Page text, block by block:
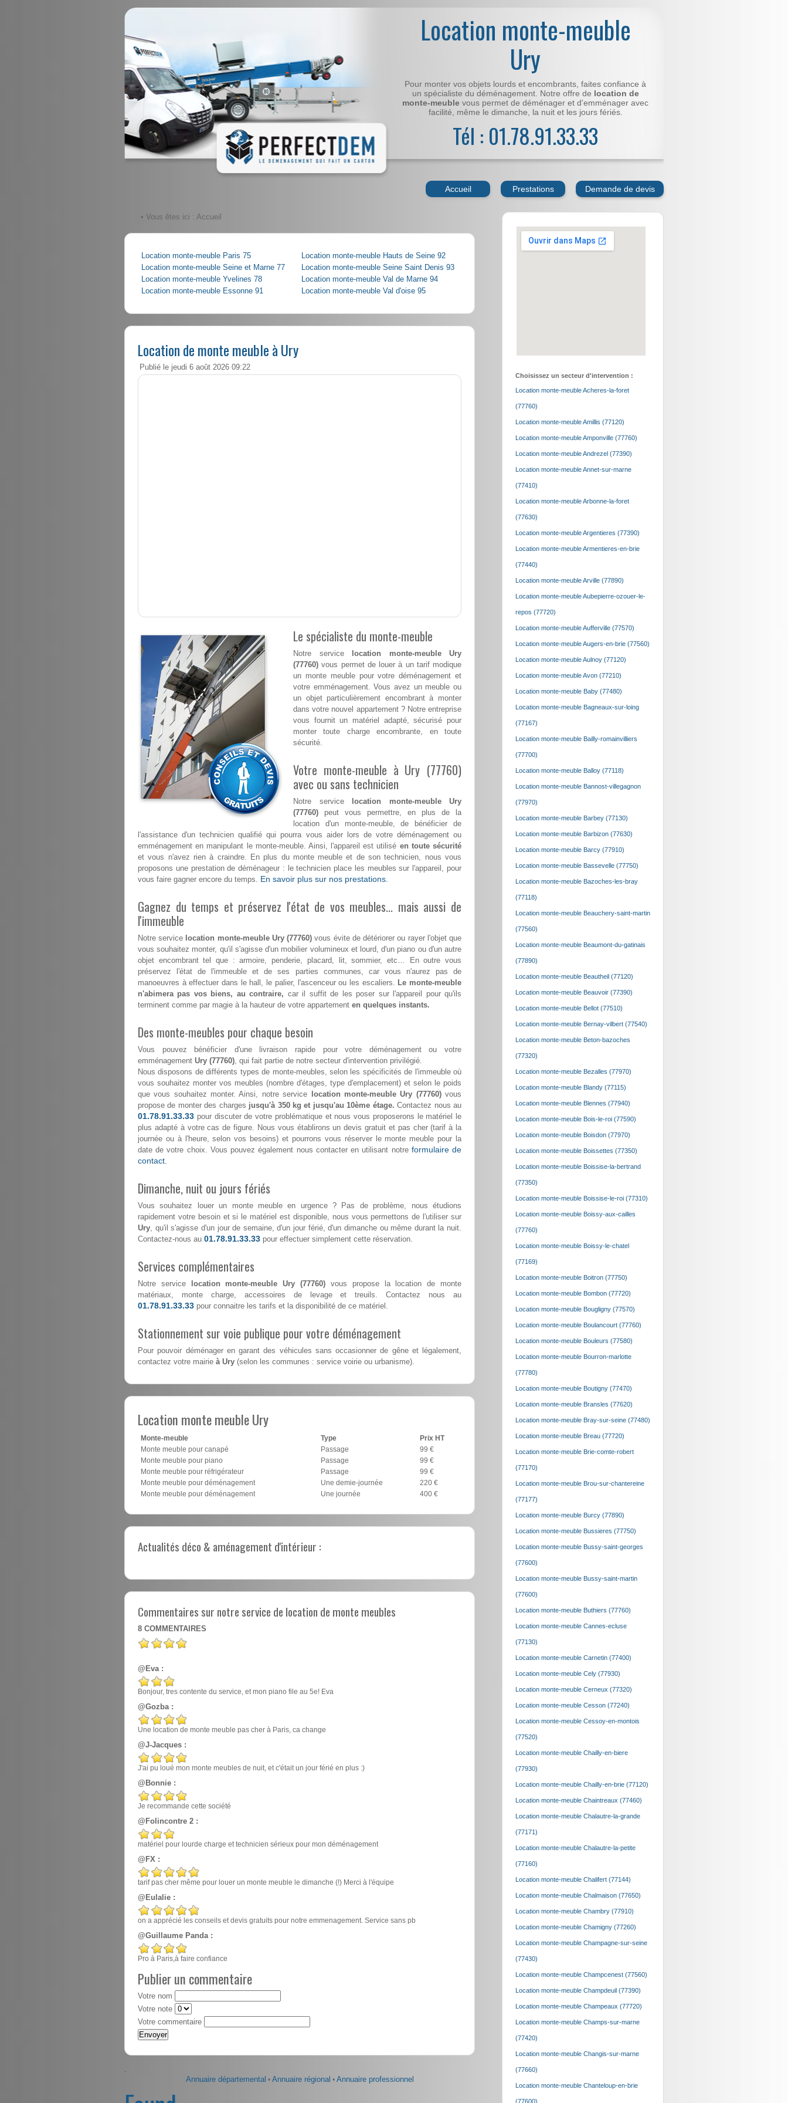
Location monte-meuble
Ury
Pour monter vos objets lourds et encombrants, faites confiance à
un spécialiste du déménagement. Notre offre de location de
monte-meuble vous permet de déménager et d'emménager avec
facilité, même le dimanche, la nuit et les jours fériés.
Tél : 01.78.91.33.33
Accueil Prestations Demande de devis
• Vous êtes ici : Accueil
Location monte-meuble Paris 75
Location monte-meuble Seine et Marne 77
Location monte-meuble Yvelines 78
Location monte-meuble Essonne 91
Location monte-meuble Hauts de Seine 92
Location monte-meuble Seine Saint Denis 93
Location monte-meuble Val de Marne 94
Location monte-meuble Val d'oise 95
Location de monte meuble à Ury
Publié le jeudi 6 août 2026 09:22
Le spécialiste du monte-meuble
Notre service
location monte-meuble Ury
(77760) vous permet de louer à un tarif modique
un monte meuble pour votre déménagement et
votre emménagement. Vous avez un meuble ou
un objet particulièrement encombrant à monter
dans votre nouvel appartement ? Notre entreprise
vous fournit un matériel adapté, sécurisé pour
monter toute charge encombrante, en toute
sécurité.
Votre monte-meuble à Ury (77760)
avec ou sans technicien
Notre service
location monte-meuble Ury
(77760) peut vous permettre, en plus de la
location d'un monte-meuble, de bénéficier de
l'assistance d'un technicien qualifié qui pourra vous aider lors de votre déménagement ou
emménagement en manipulant le monte-meuble. Ainsi, l'appareil est utilisé en toute sécurité
et vous n'avez rien à craindre. En plus du monte meuble et de son technicien, nous vous
proposons une prestation de déménageur : le technicien place les meubles sur l'appareil, pour
vous faire gagner encore du temps. En savoir plus sur nos prestations.
Gagnez du temps et préservez l'état de vos meubles... mais aussi de
l'immeuble
Notre service location monte-meuble Ury (77760) vous évite de détériorer ou rayer l'objet que
vous souhaitez monter, qu'il s'agisse d'un mobilier volumineux et lourd, d'un piano ou d'un autre
objet encombrant tel que : armoire, penderie, placard, lit, sommier, etc… En outre vous
préservez l'état de l'immeuble et de ses parties communes, car vous n'aurez pas de
manoeuvres à effectuer dans le hall, le palier, l'ascenceur ou les escaliers. Le monte-meuble
n'abimera pas vos biens, au contraire, car il suffit de les poser sur l'appareil pour qu'ils
terminent comme par magie à la hauteur de votre appartement en quelques instants.
Des monte-meubles pour chaque besoin
Vous pouvez bénéficier d'une livraison rapide pour votre déménagement ou votre
emménagement Ury (77760), qui fait partie de notre secteur d'intervention privilégié.
Nous disposons de différents types de monte-meubles, selon les spécificités de l'immeuble où
vous souhaitez monter vos meubles (nombre d'étages, type d'emplacement) et selon le poids
que vous souhaitez monter. Ainsi, notre service
location monte-meuble Ury (77760)vous
propose de monter des charges jusqu'à 350 kg et jusqu'au 10ème étage. Contactez nous au
01.78.91.33.33 pour discuter de votre problématique et nous vous proposerons le matériel le
plus adapté à votre cas de figure. Nous vous établirons un devis gratuit et pas cher (tarif à la
journée ou à l'heure, selon vos besoins) et pourrons vous réserver le monte meuble pour la
date de votre choix. Vous pouvez également nous contacter en utilisant notre formulaire de
contact.
Dimanche, nuit ou jours fériés
Vous souhaitez louer un monte meuble en urgence ? Pas de problème, nous étudions
rapidement votre besoin et si le matériel est disponible, nous vous permettons de l'utiliser sur
Ury, qu'il s'agisse d'un jour de semaine, d'un jour férié, d'un dimanche ou même durant la nuit.
Contactez-nous au 01.78.91.33.33 pour effectuer simplement cette réservation.
Services complémentaires
Notre service location monte-meuble Ury (77760) vous propose la location de monte
matériaux, monte charge, accessoires de levage et treuils. Contactez nous au
01.78.91.33.33 pour connaitre les tarifs et la disponibilité de ce matériel.
Stationnement sur voie publique pour votre déménagement
Pour pouvoir déménager en garant des véhicules sans occasionner de gêne et légalement,
contactez votre mairie à Ury (selon les communes : service voirie ou urbanisme).
Location monte meuble Ury
Monte-meuble Type
Prix HT
Monte meuble pour canapé
Passage
99 €
Monte meuble pour piano
Passage
99 €
Monte meuble pour réfrigérateur
Passage
99 €
Monte meuble pour déménagement
Une demie-journée
220 €
Monte meuble pour déménagement
Une journée 400 €
Actualités déco & aménagement d'intérieur :
Commentaires sur notre service de location de monte meubles
8 COMMENTAIRES
@Eva :
Bonjour, tres contente du service, et mon piano file au 5e! Eva
@Gozba :
Une location de monte meuble pas cher à Paris, ca change
@J-Jacques :
J'ai pu loué mon monte meubles de nuit, et c'était un jour férié en plus :)
@Bonnie :
Je recommande cette société
@Folincontre 2 :
matériel pour lourde charge et technicien sérieux pour mon déménagement
@FX :
tarif pas cher même pour louer un monte meuble le dimanche (!) Merci à l'équipe
@Eulalie :
on a apprécié les conseils et devis gratuits pour notre emmenagement. Service sans pb
@Guillaume Panda :
Pro à Paris,à faire confiance
Publier un commentaire
Votre nom
Votre note
Votre commentaire
-
Annuaire départemental • Annuaire régional • Annuaire professionnel
Choisissez un secteur d'intervention :
Location monte-meuble Acheres-la-foret
(77760)
Location monte-meuble Amillis (77120)
Location monte-meuble Amponville (77760)
Location monte-meuble Andrezel (77390)
Location monte-meuble Annet-sur-marne
(77410)
Location monte-meuble Arbonne-la-foret
(77630)
Location monte-meuble Argentieres (77390)
Location monte-meuble Armentieres-en-brie
(77440)
Location monte-meuble Arville (77890)
Location monte-meuble Aubepierre-ozouer-le-
repos (77720)
Location monte-meuble Aufferville (77570)
Location monte-meuble Augers-en-brie (77560)
Location monte-meuble Aulnoy (77120)
Location monte-meuble Avon (77210)
Location monte-meuble Baby (77480)
Location monte-meuble Bagneaux-sur-loing
(77167)
Location monte-meuble Bailly-romainvilliers
(77700)
Location monte-meuble Balloy (77118)
Location monte-meuble Bannost-villegagnon
(77970)
Location monte-meuble Barbey (77130)
Location monte-meuble Barbizon (77630)
Location monte-meuble Barcy (77910)
Location monte-meuble Bassevelle (77750)
Location monte-meuble Bazoches-les-bray
(77118)
Location monte-meuble Beauchery-saint-martin
(77560)
Location monte-meuble Beaumont-du-gatinais
(77890)
Location monte-meuble Beautheil (77120)
Location monte-meuble Beauvoir (77390)
Location monte-meuble Bellot (77510)
Location monte-meuble Bernay-vilbert (77540)
Location monte-meuble Beton-bazoches
(77320)
Location monte-meuble Bezalles (77970)
Location monte-meuble Blandy (77115)
Location monte-meuble Blennes (77940)
Location monte-meuble Bois-le-roi (77590)
Location monte-meuble Boisdon (77970)
Location monte-meuble Boissettes (77350)
Location monte-meuble Boissise-la-bertrand
(77350)
Location monte-meuble Boissise-le-roi (77310)
Location monte-meuble Boissy-aux-cailles
(77760)
Location monte-meuble Boissy-le-chatel
(77169)
Location monte-meuble Boitron (77750)
Location monte-meuble Bombon (77720)
Location monte-meuble Bougligny (77570)
Location monte-meuble Boulancourt (77760)
Location monte-meuble Bouleurs (77580)
Location monte-meuble Bourron-marlotte
(77780)
Location monte-meuble Boutigny (77470)
Location monte-meuble Bransles (77620)
Location monte-meuble Bray-sur-seine (77480)
Location monte-meuble Breau (77720)
Location monte-meuble Brie-comte-robert
(77170)
Location monte-meuble Brou-sur-chantereine
(77177)
Location monte-meuble Burcy (77890)
Location monte-meuble Bussieres (77750)
Location monte-meuble Bussy-saint-georges
(77600)
Location monte-meuble Bussy-saint-martin
(77600)
Location monte-meuble Buthiers (77760)
Location monte-meuble Cannes-ecluse
(77130)
Location monte-meuble Carnetin (77400)
Location monte-meuble Cely (77930)
Location monte-meuble Cerneux (77320)
Location monte-meuble Cesson (77240)
Location monte-meuble Cessoy-en-montois
(77520)
Location monte-meuble Chailly-en-biere
(77930)
Location monte-meuble Chailly-en-brie (77120)
Location monte-meuble Chaintreaux (77460)
Location monte-meuble Chalautre-la-grande
(77171)
Location monte-meuble Chalautre-la-petite
(77160)
Location monte-meuble Chalifert (77144)
Location monte-meuble Chalmaison (77650)
Location monte-meuble Chambry (77910)
Location monte-meuble Chamigny (77260)
Location monte-meuble Champagne-sur-seine
(77430)
Location monte-meuble Champcenest (77560)
Location monte-meuble Champdeuil (77390)
Location monte-meuble Champeaux (77720)
Location monte-meuble Champs-sur-marne
(77420)
Location monte-meuble Changis-sur-marne
(77660)
Location monte-meuble Chanteloup-en-brie
(77600)